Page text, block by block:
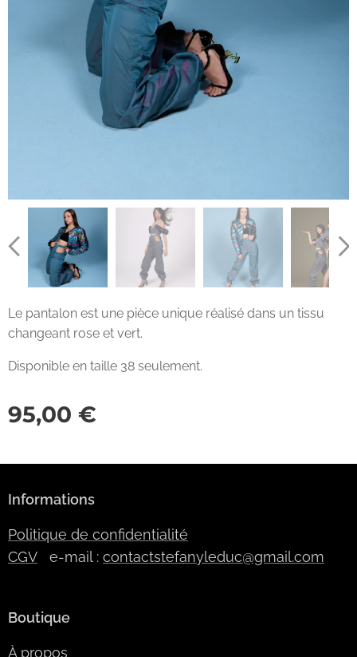
Le pantalon est une pièce unique réalisé dans un tissu
changeant rose et vert.
Disponible en taille 38 seulement.
95,00 €
Informations
Politique de confidentialité
CGV e-mail : contactstefanyleduc@gmail.com
Boutique
À propos